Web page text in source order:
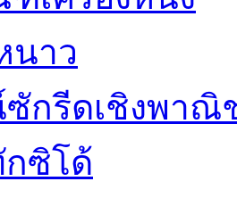
นาว
กรีดเชิงพาณิ
ซิโด้